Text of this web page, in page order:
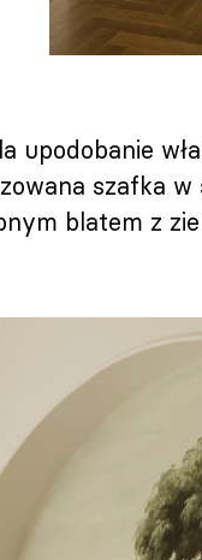
upodobanie
szafka
blatem z